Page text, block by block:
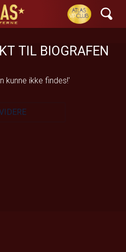
TIL BIOGRAFEN
kunne ikke findes!'